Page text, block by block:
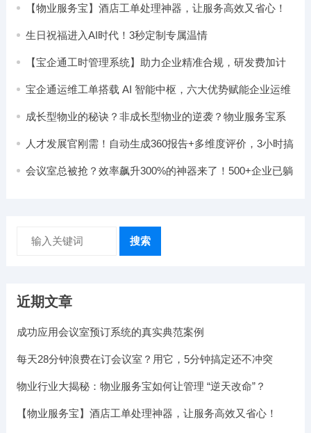
【物业服务宝】酒店工单处理神器，让服务高效又省心！
生日祝福进入AI时代！3秒定制专属温情
【宝企通工时管理系统】助力企业精准合规，研发费加计
宝企通运维工单搭载 AI 智能中枢，六大优势赋能企业运维
成长型物业的秘诀？非成长型物业的逆袭？物业服务宝系
人才发展官刚需！自动生成360报告+多维度评价，3小时搞
会议室总被抢？效率飙升300%的神器来了！500+企业已躺
搜索
近期文章
成功应用会议室预订系统的真实典范案例
每天28分钟浪费在订会议室？用它，5分钟搞定还不冲突
物业行业大揭秘：物业服务宝如何让管理 “逆天改命”？
【物业服务宝】酒店工单处理神器，让服务高效又省心！